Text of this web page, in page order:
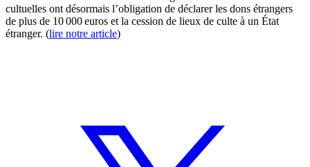
cultuelles ont désormais l’obligation de déclarer les dons étrangers
de plus de 10 000 euros et la cession de lieux de culte à un État
étranger. (lire notre article)